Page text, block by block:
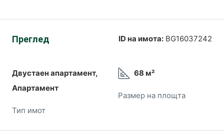
Преглед ID на имота: BG16037242
Двустаен апартамент,
Апартамент
Тип имот
68 м²
Размер на площта